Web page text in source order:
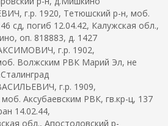
г.р. 1920, Тетюшский р-н, моб.
сд, погиб 12.04.42, Калужская обл.,
оп. 818883, д. 1427
г.р. 1902,
Волжским РВК Марий Эл, не
г.р. 1909,
Аксубаевским РВК, гв.кр-ц, 137
14.02.44,
обл., Апостоловский р-